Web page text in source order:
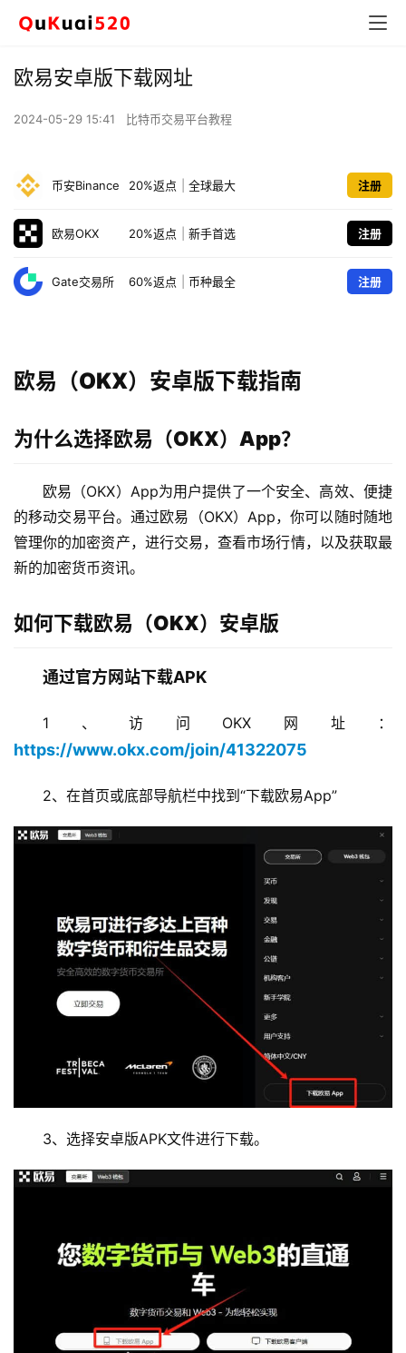
欧易安卓版下载网址
2024-05-29 15:41 比特币交易平台教程
币安Binance 20%返点 全球最大 注册
欧易OKX 20%返点 新手首选 注册
Gate交易所 60%返点 币种最全 注册
欧易（OKX）安卓版下载指南
为什么选择欧易（OKX）App？
欧易（OKX）App为用户提供了一个安全、高效、便捷
的移动交易平台。通过欧易（OKX）App，你可以随时随地
管理你的加密资产，进行交易，查看市场行情，以及获取最
新的加密货币资讯。
如何下载欧易（OKX）安卓版
通过官方网站下载APK
1、访问OKX网址：
https://www.okx.com/join/41322075
2、在首页或底部导航栏中找到“下载欧易App”
3、选择安卓版APK文件进行下载。